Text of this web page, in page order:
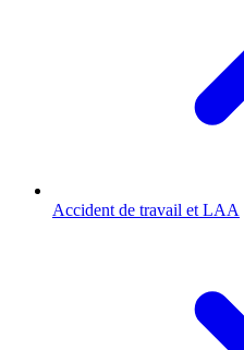
Accident de travail et LAA